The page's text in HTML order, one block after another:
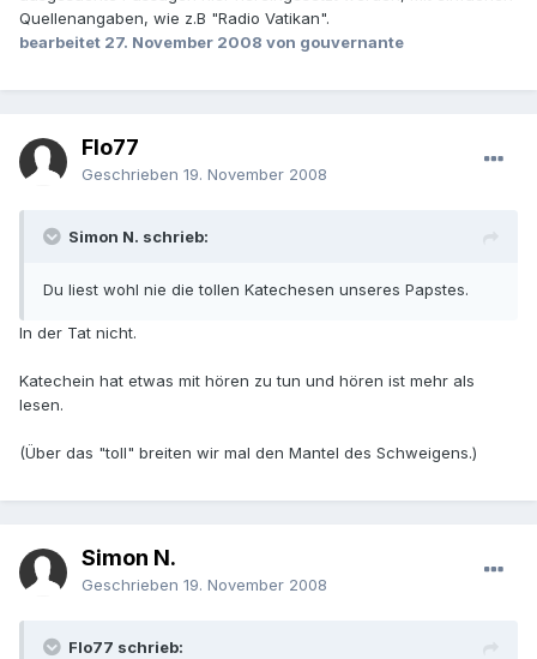
Quellenangaben, wie z.B "Radio Vatikan".
bearbeitet 27. November 2008 von gouvernante
Flo77
Geschrieben 19. November 2008
Simon N. schrieb:
Du liest wohl nie die tollen Katechesen unseres Papstes.
In der Tat nicht.
Katechein hat etwas mit hören zu tun und hören ist mehr als
lesen.
(Über das "toll" breiten wir mal den Mantel des Schweigens.)
Simon N.
Geschrieben 19. November 2008
Flo77 schrieb: